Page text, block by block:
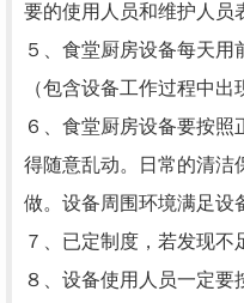
要的使用人员和维护人员
５、食堂厨房设备每天
（包含设备工作过程中出
６、食堂厨房设备要按
得随意乱动。日常的清洁
做。设备周围环境满足设
７、已定制度，若发现不
８、设备使用人员一定要